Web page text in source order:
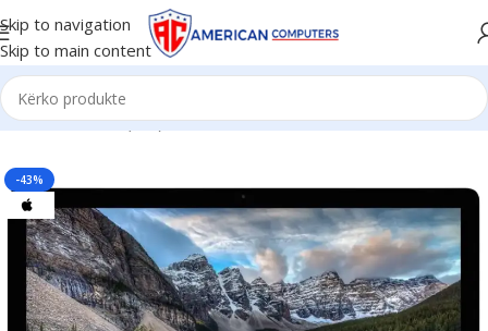
Skip to navigation
Skip to main content
Kreu/All in One (AiO)/iMac
-43%